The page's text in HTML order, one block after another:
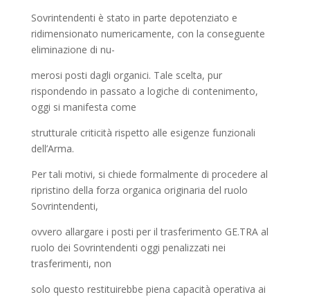
Sovrintendenti è stato in parte depotenziato e
ridimensionato numericamente, con la conseguente
eliminazione di nu-
merosi posti dagli organici. Tale scelta, pur
rispondendo in passato a logiche di contenimento,
oggi si manifesta come
strutturale criticità rispetto alle esigenze funzionali
dell’Arma.
Per tali motivi, si chiede formalmente di procedere al
ripristino della forza organica originaria del ruolo
Sovrintendenti,
ovvero allargare i posti per il trasferimento GE.TRA al
ruolo dei Sovrintendenti oggi penalizzati nei
trasferimenti, non
solo questo restituirebbe piena capacità operativa ai